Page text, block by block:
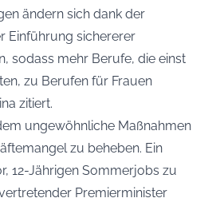
ändern sich dank der
Einführung sichererer
sodass mehr Berufe, die einst
zu Berufen für Frauen
zitiert.
ungewöhnliche Maßnahmen
zu beheben. Ein
12-Jährigen Sommerjobs zu
Premierminister